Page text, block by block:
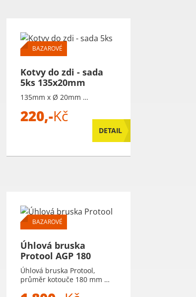
BAZAROVÉ
Kotvy do zdi - sada
5ks 135x20mm
135mm x Ø 20mm …
220,-Kč
DETAIL
BAZAROVÉ
Úhlová bruska
Protool AGP 180
Úhlová bruska Protool,
průměr kotouče 180 mm …